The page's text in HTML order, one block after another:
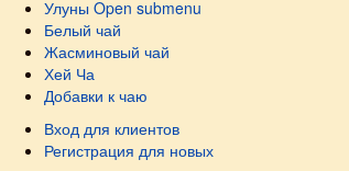
Улуны Open submenu
Белый чай
Жасминовый чай
Хей Ча
Добавки к чаю
Вход для клиентов
Регистрация для новых